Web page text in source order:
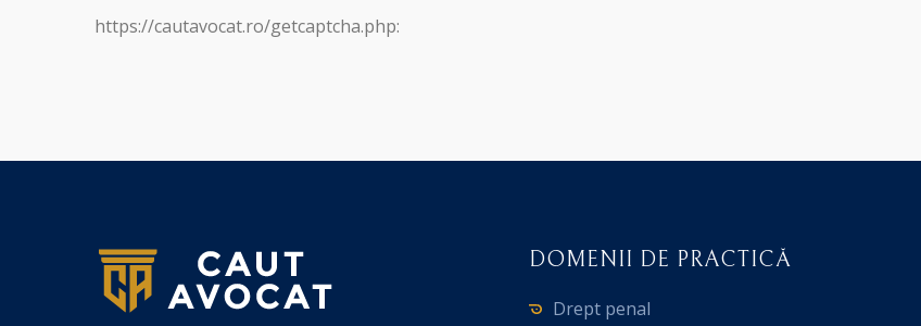
https://cautavocat.ro/getcaptcha.php:
DOMENII DE PRACTICĂ
Drept penal